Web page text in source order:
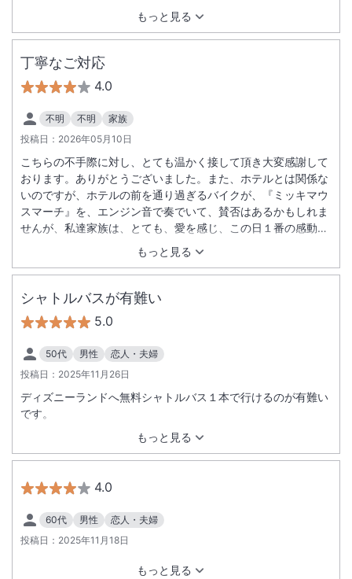
もっと見る
にお風呂に入れて、パークを歩き回って疲れた身体には助かり
ました。駐車場も２泊目からは割引があり、これもお得。 そし
てシャトルバスがある周辺のホテルの中ではダントツのコス
パ！ とても良かったです！！
丁寧なご対応
4.0
不明 不明
家族
投稿日： 2026年05月10日
もっと見る
こちらの不手際に対し、とても温かく接して頂き大変感謝して
おります。ありがとうございました。また、ホテルとは関係な
いのですが、ホテルの前を通り過ぎるバイクが、『ミッキマウ
スマーチ』を、エンジン音で奏でいて、賛否はあるかもしれま
せんが、私達家族は、とても、愛を感じ、この日１番の感動で
した！！夢の続きを、ホテルでも味わえるなんて、本当に感激
しました！！ぜひまた聴いてみたいです！！！
シャトルバスが有難い
5.0
50代 男性
恋人・夫婦
投稿日： 2025年11月26日
もっと見る
ディズニーランドへ無料シャトルバス１本で行けるのが有難い
です。
4.0
60代 男性
恋人・夫婦
投稿日： 2025年11月18日
もっと見る